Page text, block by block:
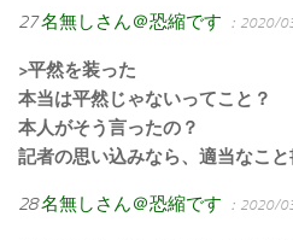
27名無しさん＠恐縮です ：2020/
>平然を装った
本当は平然じゃないってこと？
本人がそう言ったの？
記者の思い込みなら、適当なこと
28名無しさん＠恐縮です ：2020/